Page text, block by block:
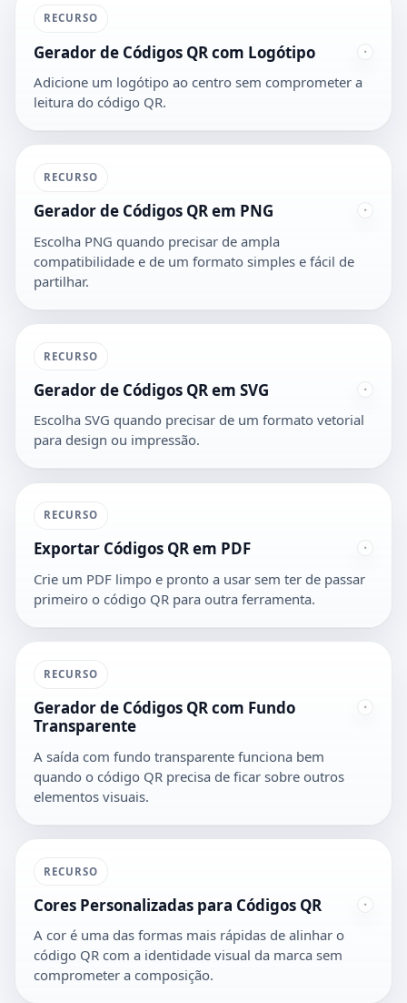
RECURSO
Gerador de Códigos QR com Logótipo
Adicione um logótipo ao centro sem comprometer a
leitura do código QR.
RECURSO
Gerador de Códigos QR em PNG
Escolha PNG quando precisar de ampla
compatibilidade e de um formato simples e fácil de
partilhar.
RECURSO
Gerador de Códigos QR em SVG
Escolha SVG quando precisar de um formato vetorial
para design ou impressão.
RECURSO
Exportar Códigos QR em PDF
Crie um PDF limpo e pronto a usar sem ter de passar
primeiro o código QR para outra ferramenta.
RECURSO
Gerador de Códigos QR com Fundo
Transparente
A saída com fundo transparente funciona bem
quando o código QR precisa de ficar sobre outros
elementos visuais.
RECURSO
Cores Personalizadas para Códigos QR
A cor é uma das formas mais rápidas de alinhar o
código QR com a identidade visual da marca sem
comprometer a composição.